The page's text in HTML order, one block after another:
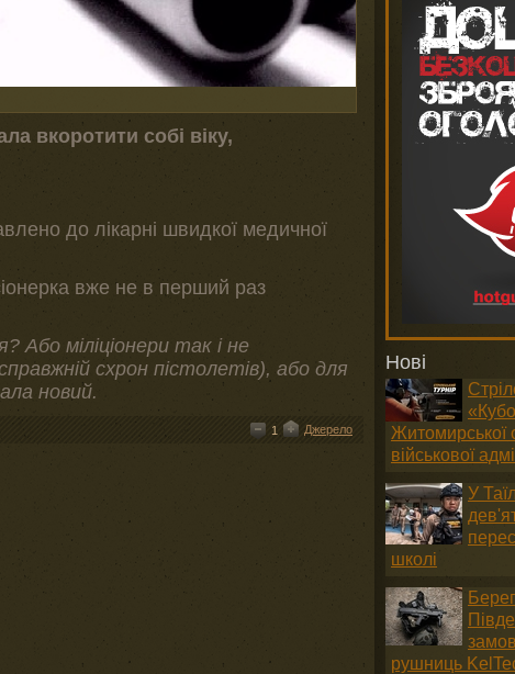
вкоротити собі віку,
до лікарні швидкої медичної
вже не в перший раз
Або міліціонери так і не
схрон пістолетів), або для
новий.
Джерело
1
Нові
Житомирської
військової
У
школі
рушниць